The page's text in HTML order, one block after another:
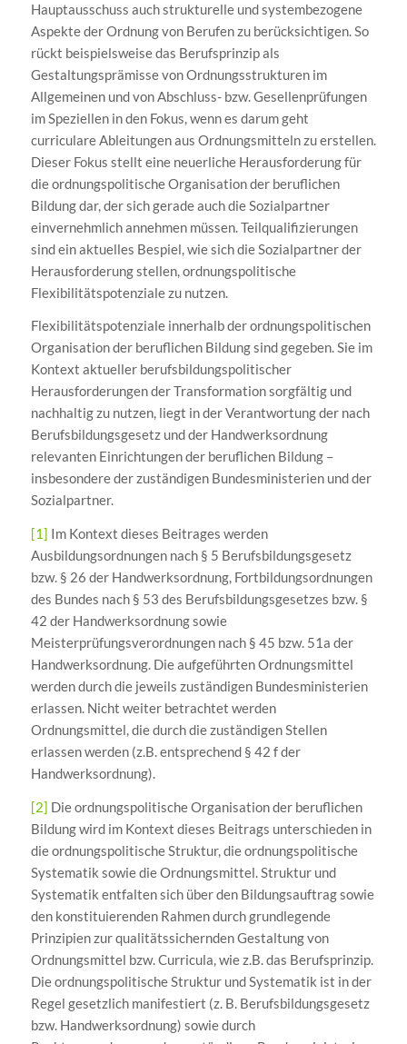
Hauptausschuss auch strukturelle und systembezogene
Aspekte der Ordnung von Berufen zu berücksichtigen. So
rückt beispielsweise das Berufsprinzip als
Gestaltungsprämisse von Ordnungsstrukturen im
Allgemeinen und von Abschluss- bzw. Gesellenprüfungen
im Speziellen in den Fokus, wenn es darum geht
curriculare Ableitungen aus Ordnungsmitteln zu erstellen.
Dieser Fokus stellt eine neuerliche Herausforderung für
die ordnungspolitische Organisation der beruflichen
Bildung dar, der sich gerade auch die Sozialpartner
einvernehmlich annehmen müssen. Teilqualifizierungen
sind ein aktuelles Bespiel, wie sich die Sozialpartner der
Herausforderung stellen, ordnungspolitische
Flexibilitätspotenziale zu nutzen.
Flexibilitätspotenziale innerhalb der ordnungspolitischen
Organisation der beruflichen Bildung sind gegeben. Sie im
Kontext aktueller berufsbildungspolitischer
Herausforderungen der Transformation sorgfältig und
nachhaltig zu nutzen, liegt in der Verantwortung der nach
Berufsbildungsgesetz und der Handwerksordnung
relevanten Einrichtungen der beruflichen Bildung –
insbesondere der zuständigen Bundesministerien und der
Sozialpartner.
[1] Im Kontext dieses Beitrages werden
Ausbildungsordnungen nach § 5 Berufsbildungsgesetz
bzw. § 26 der Handwerksordnung, Fortbildungsordnungen
des Bundes nach § 53 des Berufsbildungsgesetzes bzw. §
42 der Handwerksordnung sowie
Meisterprüfungsverordnungen nach § 45 bzw. 51a der
Handwerksordnung. Die aufgeführten Ordnungsmittel
werden durch die jeweils zuständigen Bundesministerien
erlassen. Nicht weiter betrachtet werden
Ordnungsmittel, die durch die zuständigen Stellen
erlassen werden (z.B. entsprechend § 42 f der
Handwerksordnung).
[2] Die ordnungspolitische Organisation der beruflichen
Bildung wird im Kontext dieses Beitrags unterschieden in
die ordnungspolitische Struktur, die ordnungspolitische
Systematik sowie die Ordnungsmittel. Struktur und
Systematik entfalten sich über den Bildungsauftrag sowie
den konstituierenden Rahmen durch grundlegende
Prinzipien zur qualitätssichernden Gestaltung von
Ordnungsmittel bzw. Curricula, wie z.B. das Berufsprinzip.
Die ordnungspolitische Struktur und Systematik ist in der
Regel gesetzlich manifestiert (z. B. Berufsbildungsgesetz
bzw. Handwerksordnung) sowie durch